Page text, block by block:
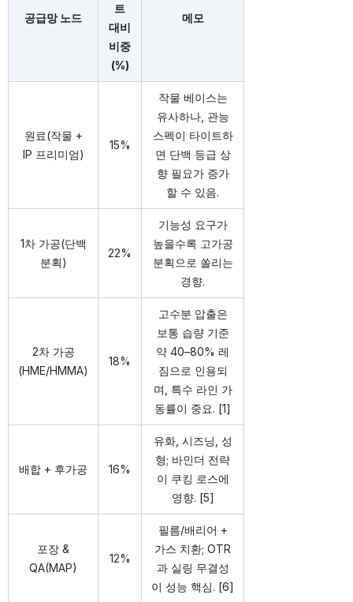
공급망 노드
트
대비
비중
(%)
메모
원료(작물 +
IP 프리미엄)
15%
작물 베이스는
유사하나, 관능
스펙이 타이트하
면 단백 등급 상
향 필요가 증가
할 수 있음.
1차 가공(단백
분획)
22%
기능성 요구가
높을수록 고가공
분획으로 쏠리는
경향.
2차 가공
(HME/HMMA)
18%
고수분 압출은
보통 습량 기준
약 40–80% 레
짐으로 인용되
며, 특수 라인 가
동률이 중요. [1]
배합 + 후가공 16%
유화, 시즈닝, 성
형; 바인더 전략
이 쿠킹 로스에
영향. [5]
포장 &
QA(MAP)
12%
필름/배리어 +
가스 치환; OTR
과 실링 무결성
이 성능 핵심. [6]